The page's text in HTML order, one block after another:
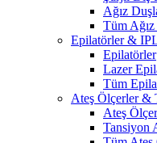
Ağız
Tüm
Epilatörler &
Epilatörler
Lazer
Tüm
Ateş Ölçerler &
Ateş
Tansiyon